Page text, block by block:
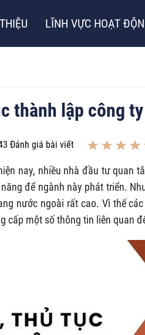
LĨNH VỰC HOẠT
thành lập công
Đánh giá bài viết
nay, nhiều nhà đầu tư quan
để ngành này phát triển.
nước ngoài rất cao. Vì thế
cấp một số thông tin liên quan